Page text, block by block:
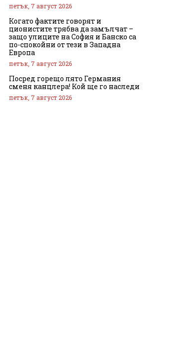
петък, 7 август 2026
Когато фактите говорят и
ционистите трябва да замълчат –
защо улиците на София и Банско са
по-спокойни от тези в Западна
Европа
петък, 7 август 2026
Посред горещо лято Германия
сменя канцлера! Кой ще го наследи
петък, 7 август 2026